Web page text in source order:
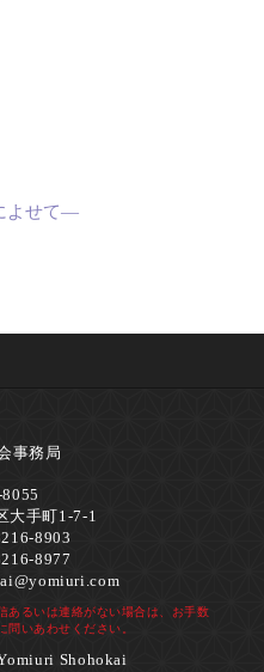
よせて―
事務局
大手町1-7-1
8903
8977
るいは連絡がない場合は、お手数
問いあわせください。
Shohokai